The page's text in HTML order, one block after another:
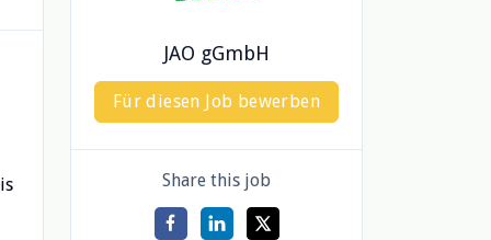
JAO gGmbH
Für diesen Job bewerben
Share this job